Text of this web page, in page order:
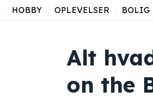
HOBBY OPLEVELSER BOLIG
Alt
on the